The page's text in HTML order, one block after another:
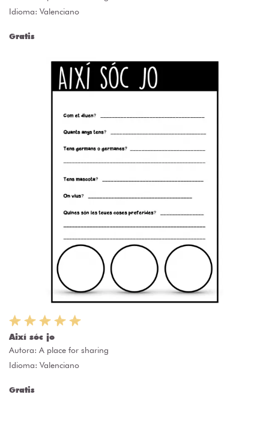
Idioma: Valenciano
Gratis
Així sóc jo
Autora: A place for sharing
Idioma: Valenciano
Gratis